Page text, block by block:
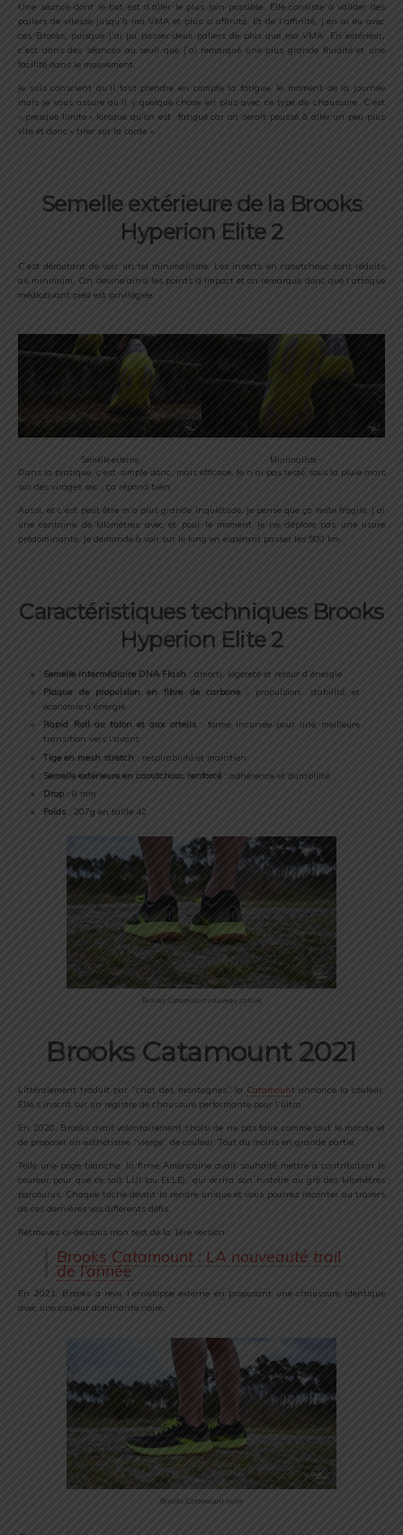
Une séance dont le but est d’aller le plus loin possible. Elle consiste à valider des
paliers de vitesse jusqu’à ma VMA et plus si affinité. Et de l’affinité, j’en ai eu avec
ces Brooks, puisque j’ai pu passer deux paliers de plus que ma VMA. En extérieur,
c’est dans des séances au seuil que j’ai remarqué une plus grande fluidité et une
facilité dans le mouvement.
Je suis conscient qu’il faut prendre en compte la fatigue, le moment de la journée
mais je vous assure qu’il y quelque chose en plus avec ce type de chaussure. C’est
« presque limite » lorsque qu’on est fatigué car on serait poussé à aller un peu plus
vite et donc « tirer sur la corde ».
Semelle extérieure de la Brooks
Hyperion Elite 2
C’est déroutant de voir un tel minimalisme. Les inserts en caoutchouc sont réduits
au minimum. On devine ainsi les points d’impact et on remarque donc que l’attaque
médio/avant pied est privilégiée.
Semelle externe Minimaliste
Dans la pratique, c’est simple donc, mais efficace. Je n’ai pas testé sous la pluie mais
sur des virages sec : ça répond bien.
Aussi, et c’est peut être m’a plus grande inquiétude, je pense que ça reste fragile. J’ai
une centaine de kilomètres avec et pour le moment je ne déplore pas une usure
prédominante. Je demande à voir sur le long en espérant passer les 500 km.
Caractéristiques techniques Brooks
Hyperion Elite 2
Semelle intermédiaire DNA Flash : amorti, légèreté et retour d’énergie
Plaque de propulsion en fibre de carbone: propulsion, stabilité et
économie d’énergie
Rapid Roll au talon et aux orteils: forme incurvée pour une meilleure
transition vers l’avant
Tige en mesh stretch : respirabilité et maintien
Semelle extérieure en caoutchouc renforcé : adhérence et durabilité
Drop : 8 mm
Poids : 207g en taille 42
Brooks Catamount nouveau coloris
Brooks Catamount 2021
Littéralement traduit par “chat des montagnes” la Catamount annonce la couleur.
Elle s’inscrit sur un registre de chaussure performante pour l’ultra.
En 2020, Brooks avait volontairement choisi de ne pas faire comme tout le monde et
de proposer un esthétisme “vierge” de couleur. Tout du moins en grande partie.
Telle une page blanche, la firme Américaine avait souhaité mettre à contribution le
coureur pour que ce soit LUI (ou ELLE), qui écrira son histoire au gré des kilomètres
parcourus. Chaque tache devait la rendre unique et vous pourrez raconter au travers
de ces dernières vos différents défis.
Retrouvez ci-dessous mon test de la 1ère version :
Brooks Catamount : LA nouveauté trail
de l’année
En 2021, Brooks a revu l’enveloppe externe en proposant une chaussure identique
avec une couleur dominante noire.
Brooks Catamount noire